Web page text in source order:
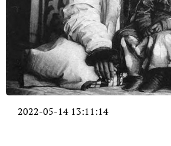
2022-05-14 13:11:14